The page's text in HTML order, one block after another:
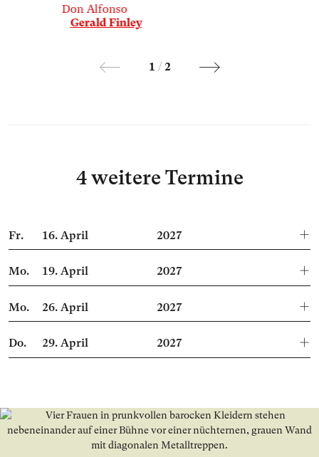
Don Alfonso
Gerald Finley
1 / 2
4 weitere Termine
Fr. 16.April 2027
Mo. 19.April 2027
Mo. 26.April 2027
Do. 29.April 2027